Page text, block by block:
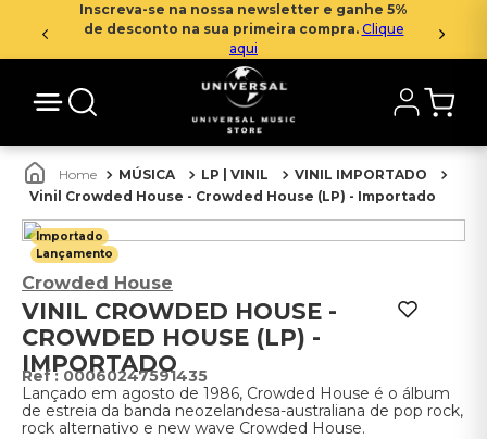
Inscreva-se na nossa newsletter e ganhe 5%
de desconto na sua primeira compra. Clique
aqui
MÚSICA LP | VINIL
VINIL IMPORTADO
Vinil Crowded House - Crowded House (LP) - Importado
Importado
Lançamento
Crowded House
VINIL CROWDED HOUSE -
CROWDED HOUSE (LP) -
IMPORTADO
: 00060247591435
Lançado em agosto de 1986, Crowded House é o álbum
de estreia da banda neozelandesa-australiana de pop rock,
rock alternativo e new wave Crowded House.